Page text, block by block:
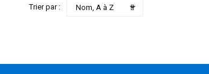
Trier par : Nom, A à Z 